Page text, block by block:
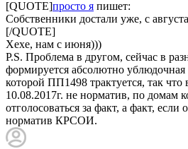
[QUOTE]просто я пишет:
Собственники достали уже, с
[/QUOTE]
Хехе, нам с июня)))
P.S. Проблема в другом, сейчас в
формируется абсолютно ублюдочная
которой ПП1498 трактуется, так что
10.08.2017г. не норматив, по домам
отголосоваться за факт, а факт,
норматив КРСОИ.